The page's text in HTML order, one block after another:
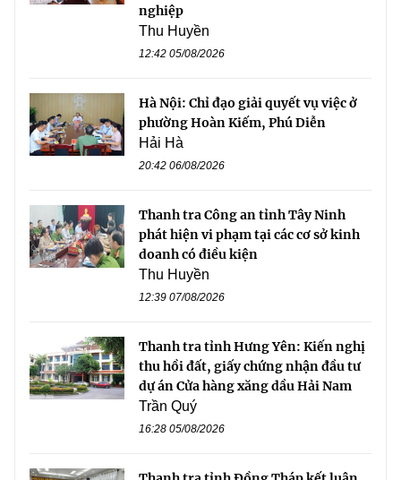
nghiệp
Thu Huyền
12:42 05/08/2026
Hà Nội: Chỉ đạo giải quyết vụ việc ở
phường Hoàn Kiếm, Phú Diễn
Hải Hà
20:42 06/08/2026
Thanh tra Công an tỉnh Tây Ninh
phát hiện vi phạm tại các cơ sở kinh
doanh có điều kiện
Thu Huyền
12:39 07/08/2026
Thanh tra tỉnh Hưng Yên: Kiến nghị
thu hồi đất, giấy chứng nhận đầu tư
dự án Cửa hàng xăng dầu Hải Nam
Trần Quý
16:28 05/08/2026